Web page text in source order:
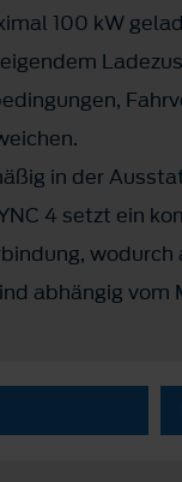
100 kW
in der
4 setzt ein
abhängig vom